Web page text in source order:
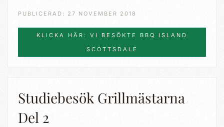
PUBLICERAD: 27 NOVEMBER 2018
KLICKA HÄR: VI BESÖKTE BBQ ISLAND
SCOTTSDALE
Studiebesök Grillmästarna
Del 2